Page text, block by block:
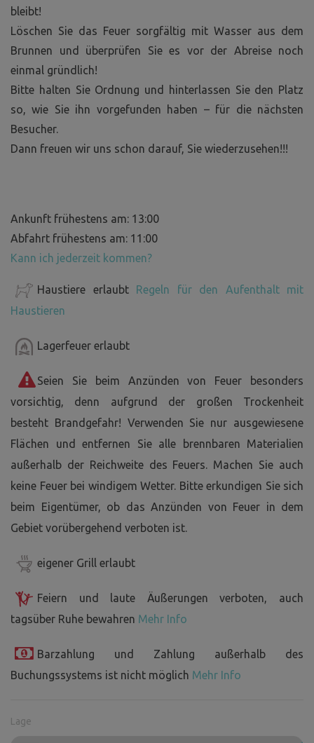
bleibt!
Löschen Sie das Feuer sorgfältig mit Wasser aus dem
Brunnen und überprüfen Sie es vor der Abreise noch
einmal gründlich!
Bitte halten Sie Ordnung und hinterlassen Sie den Platz
so, wie Sie ihn vorgefunden haben – für die nächsten
Besucher.
Dann freuen wir uns schon darauf, Sie wiederzusehen!!!
Ankunft frühestens am: 13:00
Abfahrt frühestens am: 11:00
Kann ich jederzeit kommen?
Haustiere erlaubt Regeln für den Aufenthalt mit
Haustieren
Lagerfeuer erlaubt
Seien Sie beim Anzünden von Feuer besonders
vorsichtig, denn aufgrund der großen Trockenheit
besteht Brandgefahr! Verwenden Sie nur ausgewiesene
Flächen und entfernen Sie alle brennbaren Materialien
außerhalb der Reichweite des Feuers. Machen Sie auch
keine Feuer bei windigem Wetter. Bitte erkundigen Sie sich
beim Eigentümer, ob das Anzünden von Feuer in dem
Gebiet vorübergehend verboten ist.
eigener Grill erlaubt
Feiern und laute Äußerungen verboten, auch
tagsüber Ruhe bewahren Mehr Info
Barzahlung und Zahlung außerhalb des
Buchungssystems ist nicht möglich Mehr Info
Lage